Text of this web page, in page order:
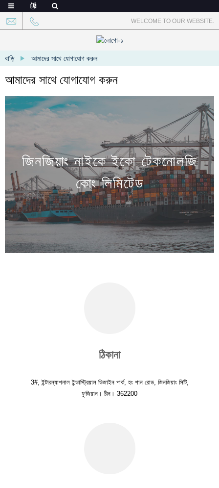
WELCOME TO OUR WEBSITE.
বাড়ি আমাদের সাথে যোগাযোগ করুন
আমাদের সাথে যোগাযোগ করুন
জিনজিয়াং নাইকে ইকো টেকনোলজি
কোং লিমিটেড
ঠিকানা
3#, ইন্টারন্যাশনাল ইন্ডাস্ট্রিয়াল ডিজাইন পার্ক, হং শান রোড, জিনজিয়াং সিটি,
ফুজিয়ান। চীন। 362200